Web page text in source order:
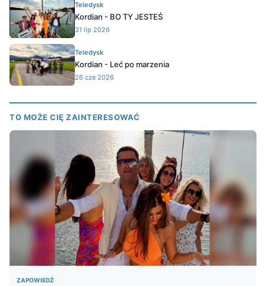
Teledysk
Kordian - BO TY JESTEŚ
31 lip 2026
Teledysk
Kordian - Leć po marzenia
26 cze 2026
TO MOŻE CIĘ ZAINTERESOWAĆ
ZAPOWIEDŹ